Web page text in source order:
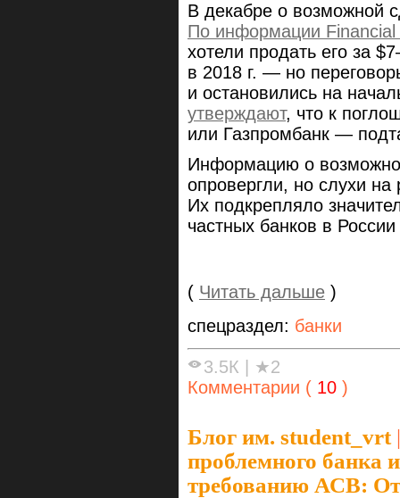
В декабре о возможной
По информации Financial
хотели продать его за
в 2018 г. — но
и остановились на
утверждают, что к
или Газпромбанк —
Информацию о
опровергли, но слухи
Их подкрепляло
частных банков в
( Читать дальше )
спецраздел: банки
3.5К | ★2
Комментарии ( 10 )
Блог им. student_vrt|
проблемного банка
требованию АСВ: